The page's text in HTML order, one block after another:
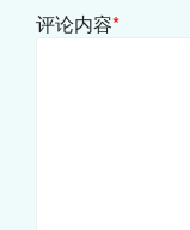
评论内容*